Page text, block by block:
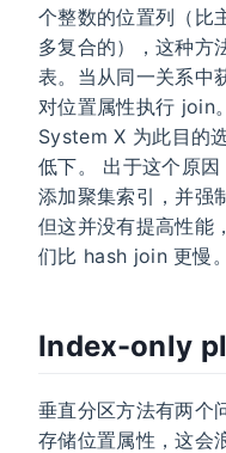
个整数的位置列（比
多复合的），这种方
表。当从同一关系中
对位置属性执行 join
System X 为此目的
低下。 出于这个原
添加聚集索引，并强
但这并没有提高性能
们比 hash join 更慢。
Index-only
垂直分区方法有两个
存储位置属性，这会